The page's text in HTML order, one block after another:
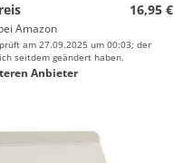
16,95 €
Amazon
am 27.09.2025 um 00:03; der
seitdem geändert haben.
Anbieter